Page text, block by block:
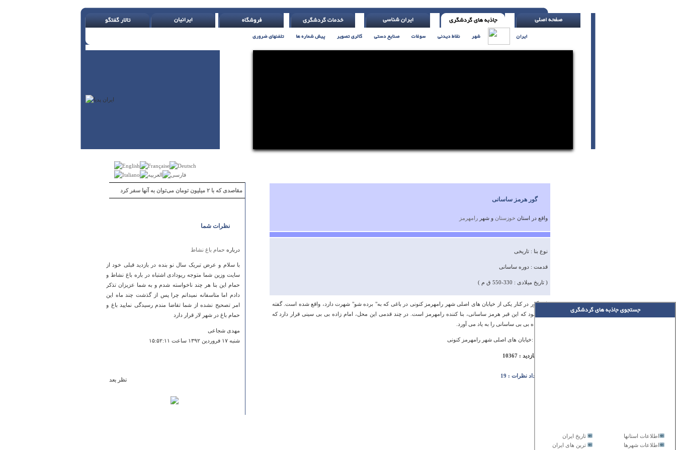
تاریخ ایران
اطلاعات استانها
ترین های ایران
اطلاعات شهرها
مقاصدی که با ۲ میلیون تومان می‌توان به آنها سفر کرد
نظرات شما
درباره حمام باغ نشاط
با سلام و عرض تبریک سال نو بنده در بازدید قبلی خود از
سایت وزین شما متوجه ریودادی اشتباه در باره باغ نشاط و
حمام این بنا هر چند ناخواسته شدم و به شما عزیزان تذکر
دادم اما متاسفانه نمیدانم چرا پس از گذشت چند ماه این
امر تصحیح نشده از شما تقاضا مندم رسیدگی نمایید باغ و
حمام باغ در شهر لار قرار دارد
مهدی شجاعی
شنبه ۱۷ فروردين ۱۳۹۲ ساعت ۱۵:۵۲:۱۱
لااقل يك عكسي از ان بگذاريد تا نظري داده شود
نظر بعد
گور هرمز ساسانی
واقع در استان خوزستان و شهررامهرمز
نوع بنا : تاریخی
قدمت : دوره ساسانی
( تاریخ میلادی : 330-550 ق م )
این گور در کنار یکی از خیابان های اصلی شهر رامهرمز کنونی در باغی که به" برده شو" شهرت دارد، واقع شده است. گفته
می شود که این قبر هرمز ساسانی، بنا کننده رامهرمز است. در چند قدمی این محل، امام زاده بی بی سینی قرار دارد که
زیارتگاه بی بی ساسانی را به یاد می آورد.
آدرس :خیابان های اصلی شهر رامهرمز کنونی
تعداد بازدید : 10367
تعداد نظرات : 19